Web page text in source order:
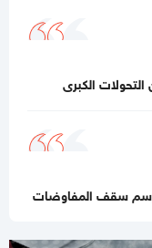
من ملادينوف حول
الكبرى
ترسم سقف المفاوضات